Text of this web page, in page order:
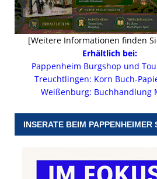
[Weitere Informationen finden
Erhältlich bei:
Pappenheim Burgshop und
Treuchtlingen: Korn Buch-
Weißenburg: Buchhandlung
INSERATE BEIM PAPPENHEIMER